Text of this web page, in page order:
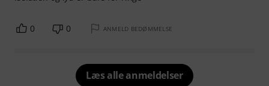
0 0 ANMELD BEDØMMELSE
Læs alle anmeldelser